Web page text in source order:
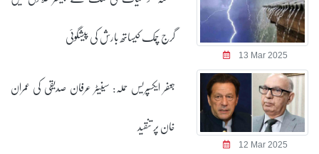
13 Mar 2025
گرج چمک کیساتھ بارش کی پیشگوئی
12 Mar 2025
جعفر ایکسپریس حملہ: سینیٹر عرفان صدیقی کی عمران
خان پر تنقید